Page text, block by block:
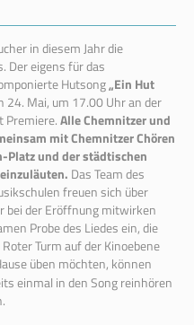
in diesem Jahr die
Der eigens für das
Hutsong„Ein Hut
Mai, um 17.00 Uhr an der
Premiere.Alle Chemnitzer und
mit Chemnitzer Chören
Platz und der städtischen
Das Team des
freuen sich über
bei der Eröffnung mitwirken
Probe des Liedes ein, die
Turm auf der Kinoebene
üben möchten, können
einmal in den Song reinhören